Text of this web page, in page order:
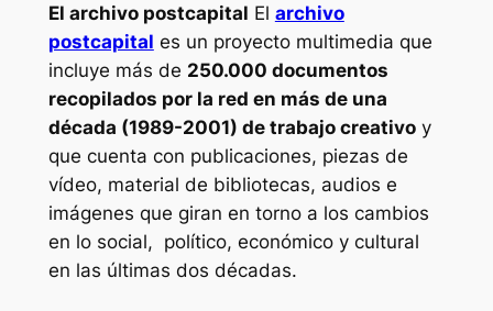
El archivo postcapital El archivo
postcapital es un proyecto multimedia que
incluye más de 250.000 documentos
recopilados por la red en más de una
década (1989-2001) de trabajo creativoy
que cuenta con publicaciones, piezas de
vídeo, material de bibliotecas, audios e
imágenes que giran en torno a los cambios
en lo social, político, económico y cultural
en las últimas dos décadas.